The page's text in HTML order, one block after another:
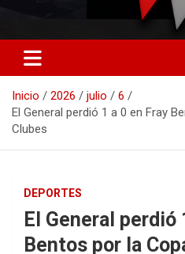
RO
Inicio 2026 julio
6
El General perdió 1 a 0 en Fray
Clubes
DEPORTES
El General perdió
Bentos por la